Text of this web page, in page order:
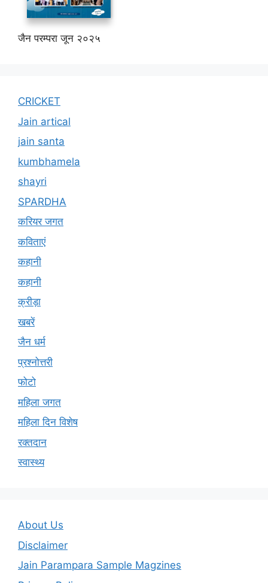
जैन परम्परा जून २०२५
CRICKET
Jain artical
jain santa
kumbhamela
shayri
SPARDHA
करियर जगत
कविताएं
कहानी
कहानी
क्रीड़ा
खबरें
जैन धर्म
प्रश्नोत्तरी
फोटो
महिला जगत
महिला दिन विशेष
रक्तदान
स्वास्थ्य
About Us
Disclaimer
Jain Parampara Sample Magzines